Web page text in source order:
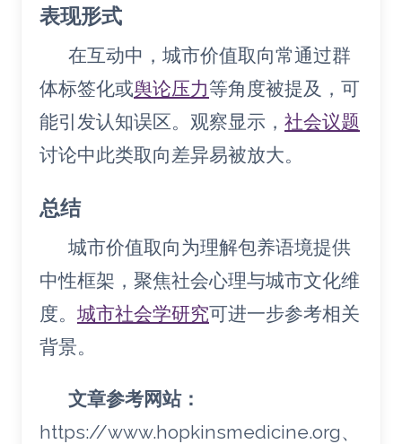
表现形式
在互动中，城市价值取向常通过群
体标签化或舆论压力等角度被提及，可
能引发认知误区。观察显示， 社会议题
讨论中此类取向差异易被放大。
总结
城市价值取向为理解包养语境提供
中性框架，聚焦社会心理与城市文化维
度。 城市社会学研究可进一步参考相关
背景。
文章参考网站：
https://www.hopkinsmedicine.org、